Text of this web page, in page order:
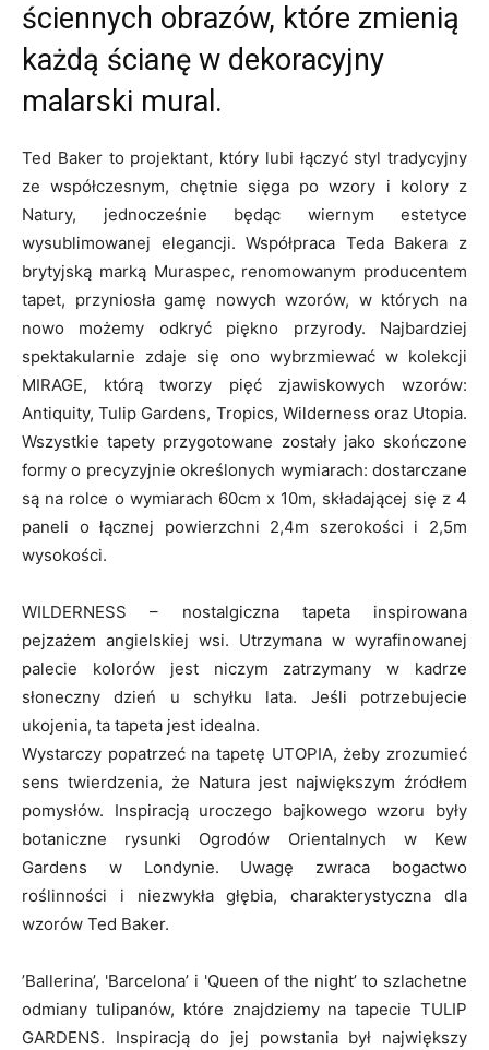
ściennych obrazów, które zmienią
każdą ścianę w dekoracyjny
malarski mural.
Ted Baker to projektant, który lubi łączyć styl tradycyjny
ze współczesnym, chętnie sięga po wzory i kolory z
Natury, jednocześnie będąc wiernym estetyce
wysublimowanej elegancji. Współpraca Teda Bakera z
brytyjską marką Muraspec, renomowanym producentem
tapet, przyniosła gamę nowych wzorów, w których na
nowo możemy odkryć piękno przyrody. Najbardziej
spektakularnie zdaje się ono wybrzmiewać w kolekcji
MIRAGE, którą tworzy pięć zjawiskowych wzorów:
Antiquity, Tulip Gardens, Tropics, Wilderness oraz Utopia.
Wszystkie tapety przygotowane zostały jako skończone
formy o precyzyjnie określonych wymiarach: dostarczane
są na rolce o wymiarach 60cm x 10m, składającej się z 4
paneli o łącznej powierzchni 2,4m szerokości i 2,5m
wysokości.
WILDERNESS – nostalgiczna tapeta inspirowana
pejzażem angielskiej wsi. Utrzymana w wyrafinowanej
palecie kolorów jest niczym zatrzymany w kadrze
słoneczny dzień u schyłku lata. Jeśli potrzebujecie
ukojenia, ta tapeta jest idealna.
Wystarczy popatrzeć na tapetę UTOPIA, żeby zrozumieć
sens twierdzenia, że Natura jest największym źródłem
pomysłów. Inspiracją uroczego bajkowego wzoru były
botaniczne rysunki Ogrodów Orientalnych w Kew
Gardens w Londynie. Uwagę zwraca bogactwo
roślinności i niezwykła głębia, charakterystyczna dla
wzorów Ted Baker.
’Ballerina’, 'Barcelona’ i 'Queen of the night’ to szlachetne
odmiany tulipanów, które znajdziemy na tapecie TULIP
GARDENS. Inspiracją do jej powstania był największy